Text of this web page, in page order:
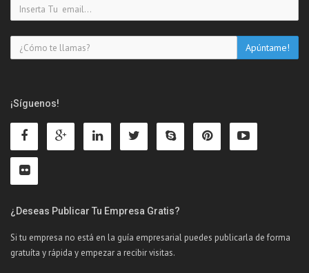
¡Síguenos!
¿Deseas Publicar Tu Empresa Gratis?
Si tu empresa no está en la guía empresarial puedes publicarla de forma
gratuíta y rápida y empezar a recibir visitas.